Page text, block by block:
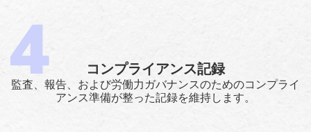
コンプライアンス記録
監査、報告、および労働力ガバナンスのためのコンプライ
アンス準備が整った記録を維持します。